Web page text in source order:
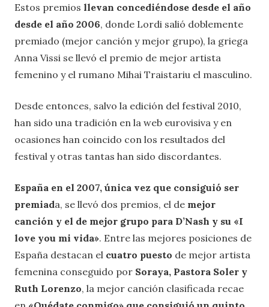
Estos premios llevan concediéndose desde el año
desde el año 2006, donde Lordi salió doblemente
premiado (mejor canción y mejor grupo), la griega
Anna Vissi se llevó el premio de mejor artista
femenino y el rumano Mihai Traistariu el masculino.
Desde entonces, salvo la edición del festival 2010,
han sido una tradición en la web eurovisiva y en
ocasiones han coincido con los resultados del
festival y otras tantas han sido discordantes.
España en el 2007, única vez que consiguió ser
premiada, se llevó dos premios, el de mejor
canción y el de mejor grupo para D’Nash y su «I
love you mi vida». Entre las mejores posiciones de
España destacan el cuatro puesto de mejor artista
femenina conseguido por Soraya, Pastora Soler y
Ruth Lorenzo, la mejor canción clasificada recae